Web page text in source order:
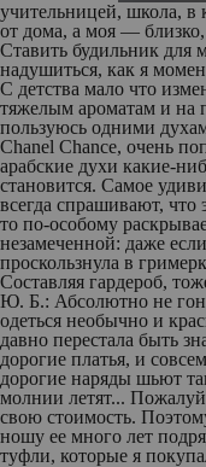
учительницей, школа, в
от дома, а моя —
Ставить будильник для
надушиться, как я
С детства мало что
тяжелым ароматам и на
пользуюсь одними
Chanel Chance, очень
арабские духи какие-
становится. Самое
всегда спрашивают,
то по-особому
незамеченной: даже
проскользнула в
Составляя гардероб,
Ю. Б.: Абсолютно не
одеться необычно и
давно перестала быть
дорогие платья, и
дорогие наряды шьют
молнии летят...
свою стоимость.
ношу ее много лет
туфли, которые я